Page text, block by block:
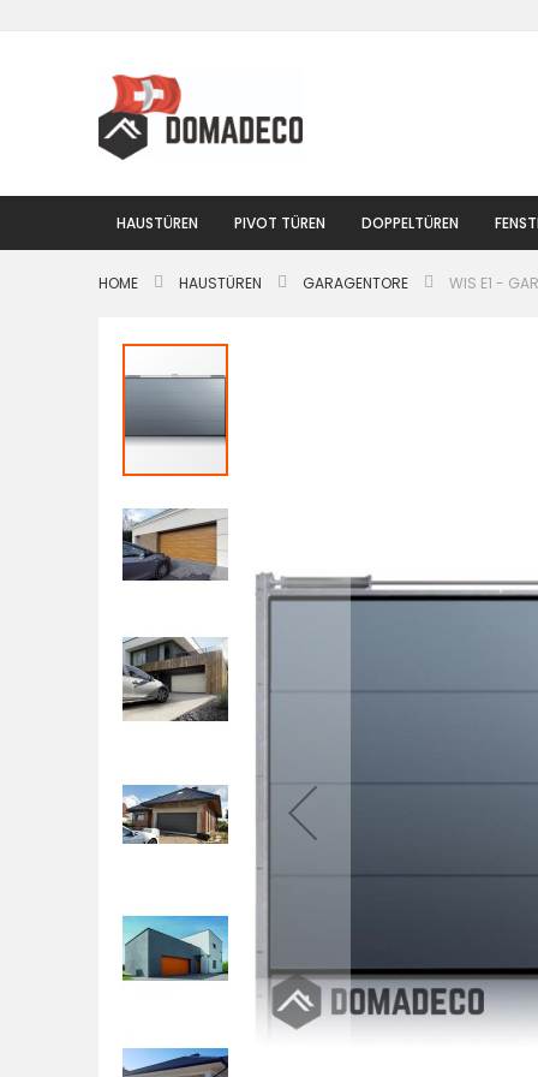
Inhalt
HAUSTÜREN PIVOT TÜREN DOPPELTÜREN
HOME HAUSTÜREN GARAGENTORE WIS E1 -
Zum
Ende
Bildgalerie
springen